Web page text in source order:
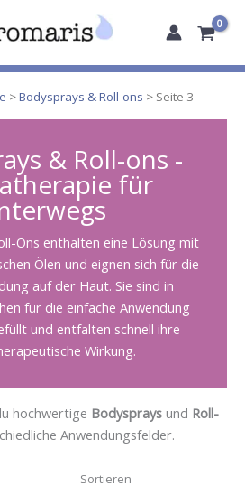
>Bodysprays & Roll-ons > Seite 3
& Roll-ons -
für
Ons enthalten eine Lösung mit
Ölen und eignen sich für die
auf der Haut. Sie sind in
für die einfache Anwendung
und entfalten schnell ihre
Wirkung.
hochwertige Bodysprays und Roll-
Anwendungsfelder.